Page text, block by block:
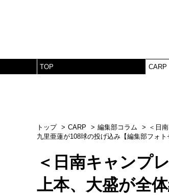
TOP CARP
トップ CARP 編集部コラム
＜日
九里亜蓮が108球の投げ込み【編集部フォト
＜日南キャンプ
上本、大盛が全